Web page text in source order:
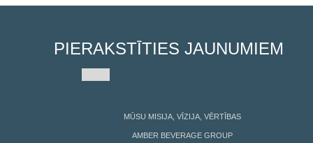
PIERAKSTĪTIES JAUNUMIEM
MŪSU MISIJA, VĪZIJA, VĒRTĪBAS
AMBER BEVERAGE GROUP